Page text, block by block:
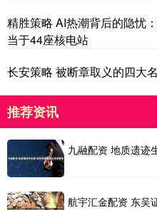
精胜策略 AI热潮背后的隐忧
当于44座核电站
长安策略 被断章取义的四大
推荐资讯
九融配资 地质遗迹
航宇汇金配资 东吴